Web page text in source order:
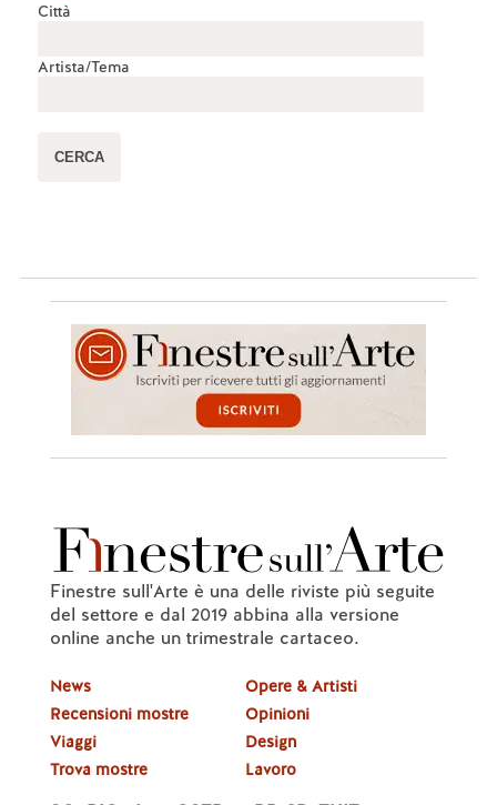
Città
Artista/Tema
Finestre sull'Arte è una delle riviste più seguite
del settore e dal 2019 abbina alla versione
online anche un trimestrale cartaceo.
News
Recensioni mostre
Viaggi
Trova mostre
Opere & Artisti
Opinioni
Design
Lavoro